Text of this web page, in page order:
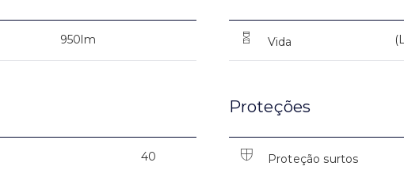
950lm Vida
40
Proteções
Proteção surtos